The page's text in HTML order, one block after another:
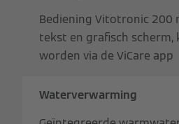
Bediening Vitotronic 200
tekst en grafisch scherm,
worden via de ViCare app
Waterverwarming